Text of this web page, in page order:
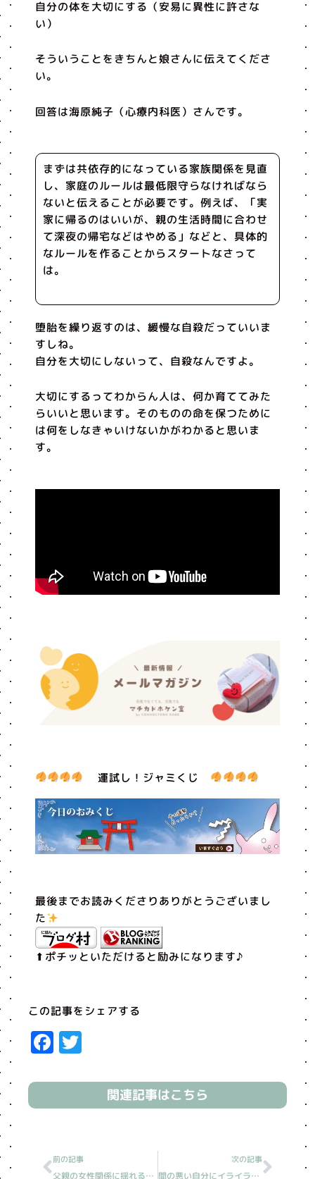
自分の体を大切にする（安易に異性に許さな
い）
そういうことをきちんと娘さんに伝えてくださ
い。
回答は海原純子（心療内科医）さんです。
まずは共依存的になっている家族関係を見直
し、家庭のルールは最低限守らなければなら
ないと伝えることが必要です。例えば、「実
家に帰るのはいいが、親の生活時間に合わせ
て深夜の帰宅などはやめる」などと、具体的
なルールを作ることからスタートなさって
は。
堕胎を繰り返すのは、緩慢な自殺だっていいま
すしね。
自分を大切にしないって、自殺なんですよ。
大切にするってわからん人は、何か育ててみた
らいいと思います。そのものの命を保つために
は何をしなきゃいけないかがわかると思いま
す。
運試し！ジャミくじ
最後までお読みくださりありがとうございまし
た
⬆︎ポチッといただけると励みになります♪
この記事をシェアする
Facebook
関連記事はこちら
前の記事
父親の女性関係に揺れる孫［読売新聞人生案内］
次の記事
間の悪い自分にイライラ［読売新聞人生案内］
Next